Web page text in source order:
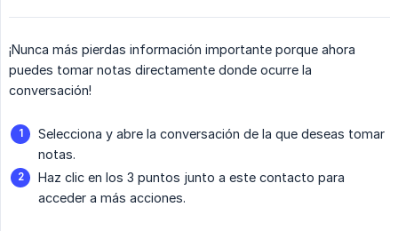
¡Nunca más pierdas información importante porque ahora
puedes tomar notas directamente donde ocurre la
conversación!
Selecciona y abre la conversación de la que deseas tomar
notas.
Haz clic en los 3 puntos junto a este contacto para
acceder a más acciones.